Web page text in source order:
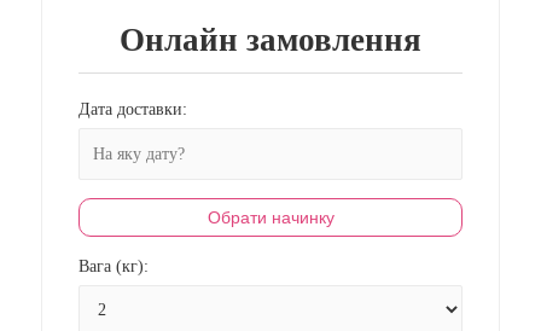
Онлайн замовлення
Дата доставки:
Обрати начинку
Вага (кг):